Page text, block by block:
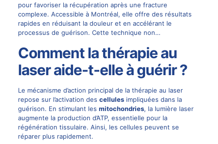
pour favoriser la récupération après une fracture
complexe. Accessible à Montréal, elle offre des résultats
rapides en réduisant la douleur et en accélérant le
processus de guérison. Cette technique non…
Comment la thérapie au
laser aide-t-elle à guérir ?
Le mécanisme d’action principal de la thérapie au laser
repose sur l’activation des cellulesimpliquées dans la
guérison. En stimulant les mitochondries, la lumière laser
augmente la production d’ATP, essentielle pour la
régénération tissulaire. Ainsi, les cellules peuvent se
réparer plus rapidement.